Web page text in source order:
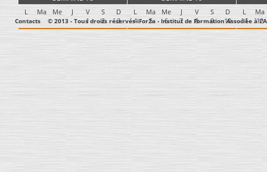
L Ma Me J V S
D
1
2 3
L Ma Me J V S
D
4
5 6 7 8 9 10
L
Ma
11
12
Contacts © 2013 - Tous droits réservés iFor2a - Institut de Formation Associée à